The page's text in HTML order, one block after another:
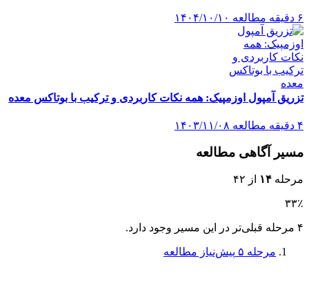
۶ دقیقه مطالعه ۱۴۰۴/۱۰/۱۰
تزریق آمپول اوزمپیک: همه نکات کاربردی و ترکیب با بوتاکس معده
۴ دقیقه مطالعه ۱۴۰۳/۱۱/۰۸
مسیر آگاهی مطالعه
مرحله ۱۴ از ۴۲
۳۳٪
۴ مرحله قبلی‌تر در این مسیر وجود دارد.
مرحله ۵ پیش‌نیاز مطالعه